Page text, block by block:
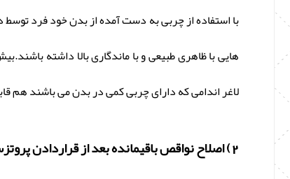
با استفاده از چربی به دست آمده از بدن خود فرد
لاغر اندامی که دارای چربی کمی در بدن می باشند هم
2) اصلاح نواقص باقیمانده بعد از قراردادن پروتزسینه